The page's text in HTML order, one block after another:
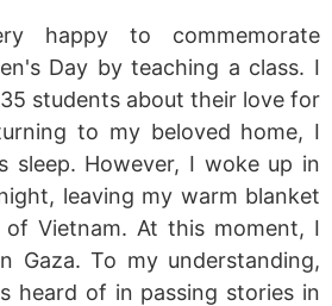
happy to commemorate
Day by teaching a class. I
students about their love for
to my beloved home, I
sleep. However, I woke up in
leaving my warm blanket
Vietnam. At this moment, I
Gaza. To my understanding,
heard of in passing stories in